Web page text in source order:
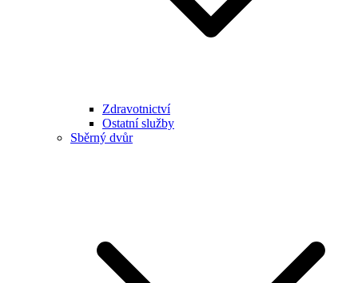
Zdravotnictví
Ostatní služby
Sběrný dvůr